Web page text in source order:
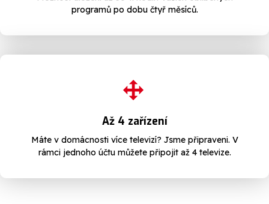
programů po dobu čtyř měsíců.
Až 4 zařízení
Máte v domácnosti více televizí? Jsme připraveni. V
rámci jednoho účtu můžete připojit až 4 televize.